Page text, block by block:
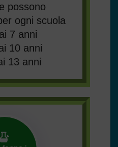
possono
ogni scuola
7 anni
10 anni
13 anni